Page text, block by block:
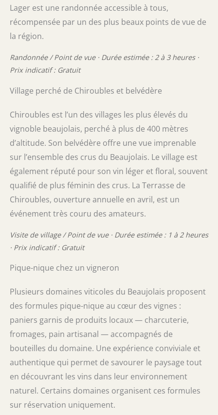
Lager est une randonnée accessible à tous,
récompensée par un des plus beaux points de vue de
la région.
Randonnée / Point de vue · Durée estimée : 2 à 3 heures ·
Prix indicatif : Gratuit
Village perché de Chiroubles et belvédère
Chiroubles est l’un des villages les plus élevés du
vignoble beaujolais, perché à plus de 400 mètres
d’altitude. Son belvédère offre une vue imprenable
sur l’ensemble des crus du Beaujolais. Le village est
également réputé pour son vin léger et floral, souvent
qualifié de plus féminin des crus. La Terrasse de
Chiroubles, ouverture annuelle en avril, est un
événement très couru des amateurs.
Visite de village / Point de vue · Durée estimée : 1 à 2 heures
· Prix indicatif : Gratuit
Pique-nique chez un vigneron
Plusieurs domaines viticoles du Beaujolais proposent
des formules pique-nique au cœur des vignes :
paniers garnis de produits locaux — charcuterie,
fromages, pain artisanal — accompagnés de
bouteilles du domaine. Une expérience conviviale et
authentique qui permet de savourer le paysage tout
en découvrant les vins dans leur environnement
naturel. Certains domaines organisent ces formules
sur réservation uniquement.